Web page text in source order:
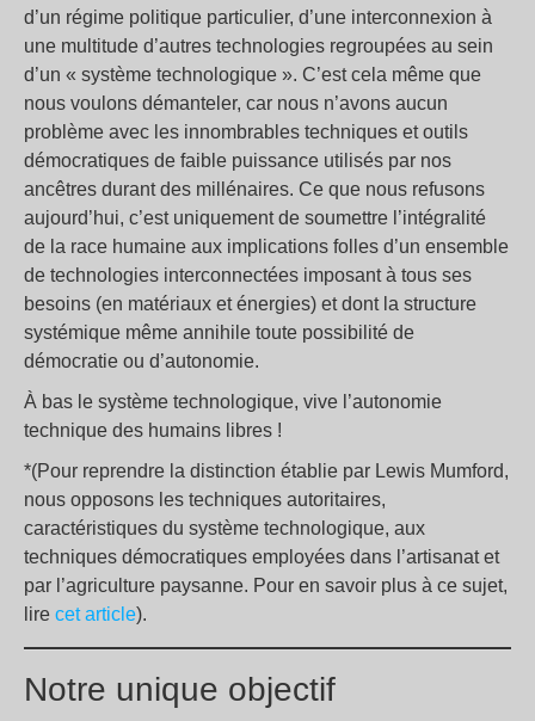
d’un régime politique particulier, d’une interconnexion à
une multitude d’autres technologies regroupées au sein
d’un « système technologique ». C’est cela même que
nous voulons démanteler, car nous n’avons aucun
problème avec les innombrables techniques et outils
démocratiques de faible puissance utilisés par nos
ancêtres durant des millénaires. Ce que nous refusons
aujourd’hui, c’est uniquement de soumettre l’intégralité
de la race humaine aux implications folles d’un ensemble
de technologies interconnectées imposant à tous ses
besoins (en matériaux et énergies) et dont la structure
systémique même annihile toute possibilité de
démocratie ou d’autonomie.
À bas le système technologique, vive l’autonomie
technique des humains libres !
*(Pour reprendre la distinction établie par Lewis Mumford,
nous opposons les techniques autoritaires,
caractéristiques du système technologique, aux
techniques démocratiques employées dans l’artisanat et
par l’agriculture paysanne. Pour en savoir plus à ce sujet,
lire cet article).
Notre unique objectif